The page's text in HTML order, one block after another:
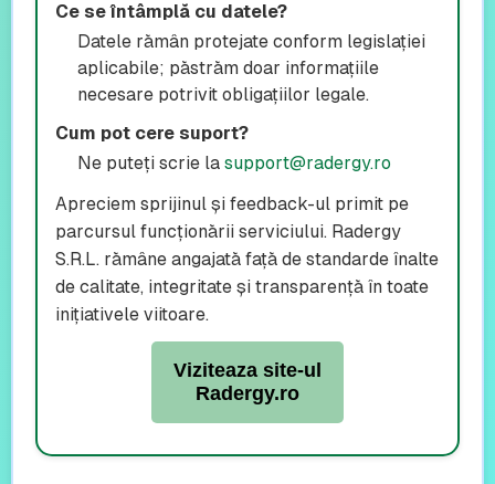
Ce se întâmplă cu datele?
Datele rămân protejate conform legislației
aplicabile; păstrăm doar informațiile
necesare potrivit obligațiilor legale.
Cum pot cere suport?
Ne puteți scrie la support@radergy.ro
Apreciem sprijinul și feedback-ul primit pe
parcursul funcționării serviciului. Radergy
S.R.L. rămâne angajată față de standarde înalte
de calitate, integritate și transparență în toate
inițiativele viitoare.
Viziteaza site-ul
Radergy.ro